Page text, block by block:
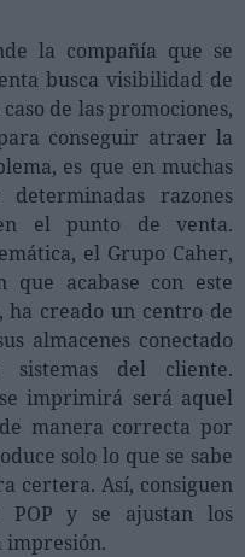
la compañía que se
busca visibilidad de
de las promociones,
conseguir atraer la
es que en muchas
razones
el punto de venta.
el Grupo Caher,
que acabase con este
creado un centro de
almacenes conectado
sistemas del cliente.
imprimirá será aquel
manera correcta por
solo lo que se sabe
certera. Así, consiguen
y se ajustan los
impresión.